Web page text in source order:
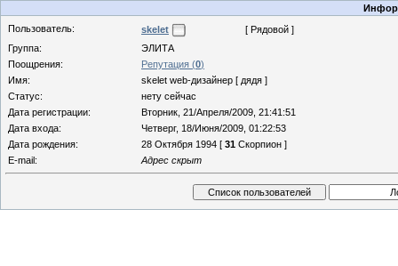
Пользователь:
skelet
[ Рядовой ]
Группа:
ЭЛИТА
Поощрения:
Репутация (0)
Имя:
skelet web-дизайнер [ дядя ]
Статус:
нету сейчас
Дата регистрации:
Вторник, 21/Апреля/2009, 21:41:51
Дата входа:
Четверг, 18/Июня/2009, 01:22:53
Дата рождения:
28 Октября 1994 [ 31 Скорпион ]
E-mail:
Адрес скрыт